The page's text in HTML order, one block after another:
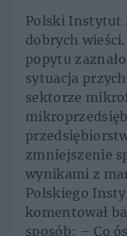
Polski Instytut
dobrych
popytu
sytuacja
sektorze
zmniejszenie
wynikami z
Polskiego
komentował
sposób: – Co